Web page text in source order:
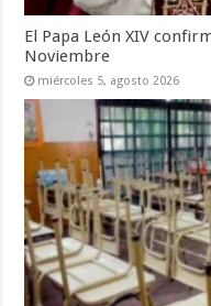
El Papa León XIV
Noviembre
miércoles 5, agosto 2026